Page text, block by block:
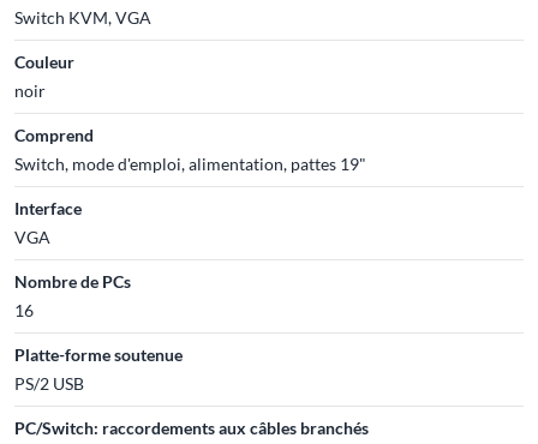
Switch KVM, VGA
Couleur
noir
Comprend
Switch, mode d'emploi, alimentation, pattes 19"
Interface
VGA
Nombre de PCs
16
Platte-forme soutenue
PS/2 USB
PC/Switch: raccordements aux câbles branchés